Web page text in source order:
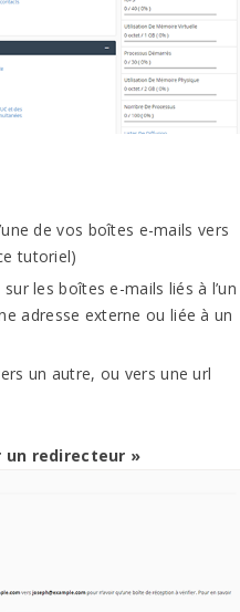
de vos boîtes e-mails vers
tutoriel)
les boîtes e-mails liés à l’un
adresse externe ou liée à un
un autre, ou vers une url
un redirecteur »